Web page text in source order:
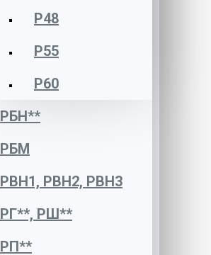
Р48
Р55
Р60
РБН**
РБМ
РВН1, РВН2, РВН3
РГ**, РШ**
РП**